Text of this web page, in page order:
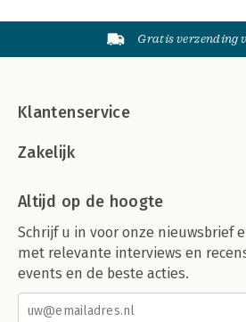
Gratis verzending
Klantenservice
Zakelijk
Altijd op de hoogte
Schrijf u in voor onze nieuwsbrief
met relevante interviews en
events en de beste acties.